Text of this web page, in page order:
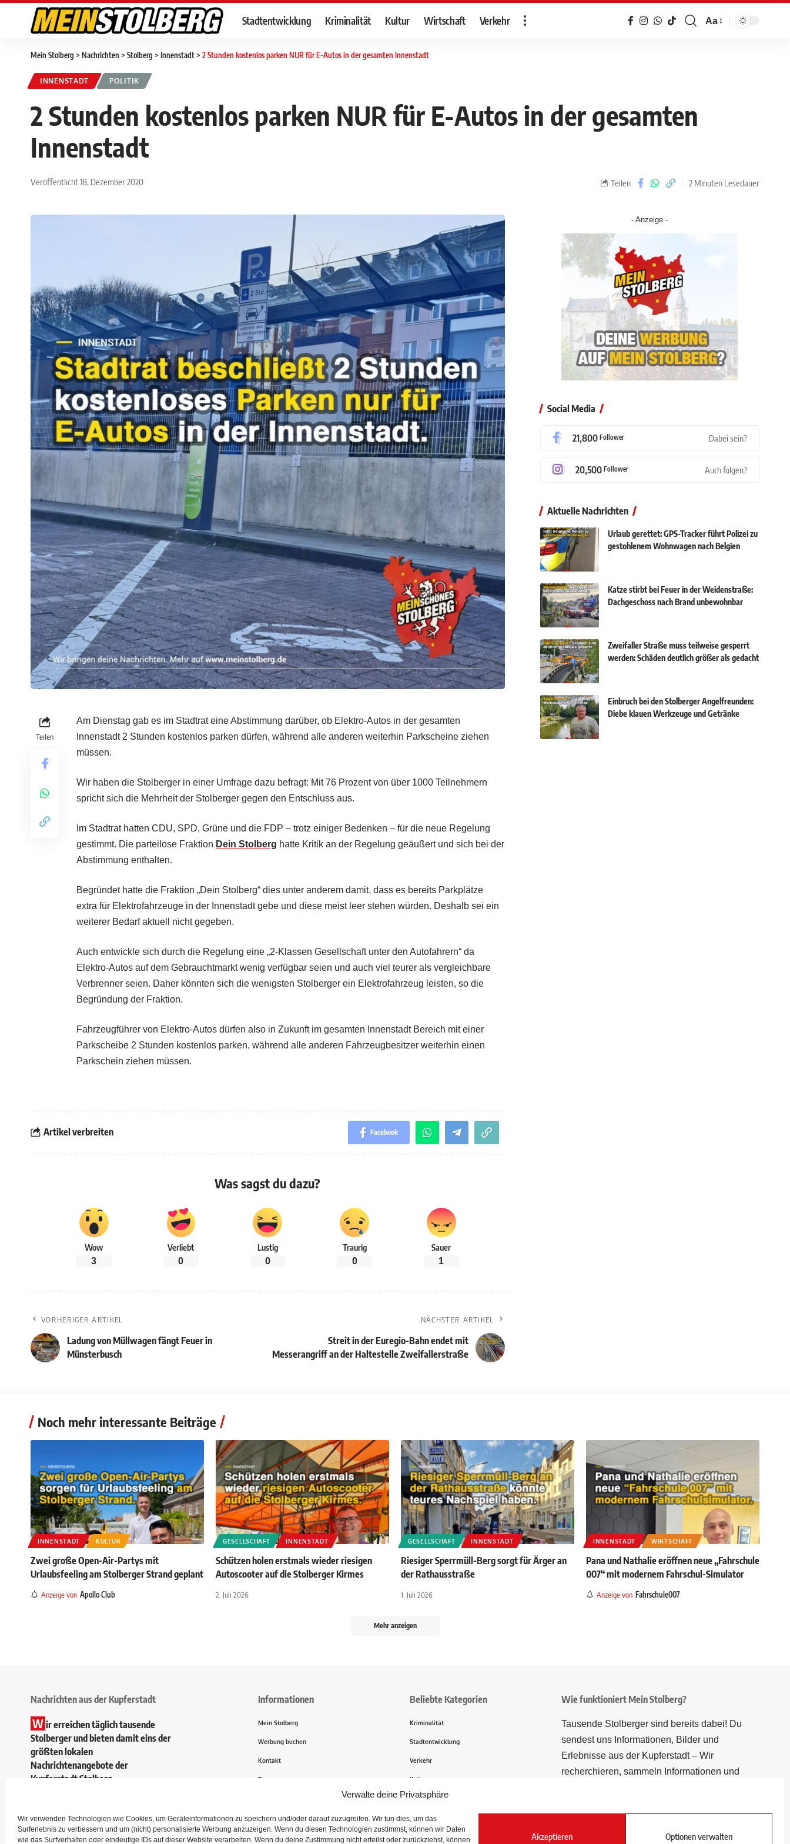
Verwalte deine Privatsphäre
Wir verwenden Technologien wie Cookies, um Geräteinformationen zu speichern und/oder darauf zuzugreifen. Wir tun dies, um das
Surferlebnis zu verbessern und um (nicht) personalisierte Werbung anzuzeigen. Wenn du diesen Technologien zustimmst, können wir Daten
wie das Surfverhalten oder eindeutige IDs auf dieser Website verarbeiten. Wenn du deine Zustimmung nicht erteilst oder zurückziehst, können
Akzeptieren Optionen verwalten
Stadtentwicklung Kriminalität Kultur Wirtschaft Verkehr Aa
Mein Stolberg > Nachrichten > Stolberg > Innenstadt> 2 Stunden kostenlos parken NUR für E-Autos in der gesamten Innenstadt
INNENSTADT POLITIK
2 Stunden kostenlos parken NUR für E-Autos in der gesamten
Innenstadt
Veröffentlicht 18. Dezember 2020 Teilen 2 Minuten Lesedauer
Teilen
Am Dienstag gab es im Stadtrat eine Abstimmung darüber, ob Elektro-Autos in der gesamten
Innenstadt 2 Stunden kostenlos parken dürfen, während alle anderen weiterhin Parkscheine ziehen
müssen.
Wir haben die Stolberger in einer Umfrage dazu befragt: Mit 76 Prozent von über 1000 Teilnehmern
spricht sich die Mehrheit der Stolberger gegen den Entschluss aus.
Im Stadtrat hatten CDU, SPD, Grüne und die FDP – trotz einiger Bedenken – für die neue Regelung
gestimmt. Die parteilose Fraktion Dein Stolberg hatte Kritik an der Regelung geäußert und sich bei der
Abstimmung enthalten.
Begründet hatte die Fraktion „Dein Stolberg“ dies unter anderem damit, dass es bereits Parkplätze
extra für Elektrofahrzeuge in der Innenstadt gebe und diese meist leer stehen würden. Deshalb sei ein
weiterer Bedarf aktuell nicht gegeben.
Auch entwickle sich durch die Regelung eine „2-Klassen Gesellschaft unter den Autofahrern“ da
Elektro-Autos auf dem Gebrauchtmarkt wenig verfügbar seien und auch viel teurer als vergleichbare
Verbrenner seien. Daher könnten sich die wenigsten Stolberger ein Elektrofahrzeug leisten, so die
Begründung der Fraktion.
Fahrzeugführer von Elektro-Autos dürfen also in Zukunft im gesamten Innenstadt Bereich mit einer
Parkscheibe 2 Stunden kostenlos parken, während alle anderen Fahrzeugbesitzer weiterhin einen
Parkschein ziehen müssen.
Artikel verbreiten Facebook
Was sagst du dazu?
Wow
3
Verliebt
0
Lustig
0
Traurig
0
Sauer
1
VORHERIGER ARTIKEL
Ladung von Müllwagen fängt Feuer in
Münsterbusch
NÄCHSTER ARTIKEL
Streit in der Euregio-Bahn endet mit
Messerangriff an der Haltestelle Zweifallerstraße
- Anzeige -
Social Media
21,800 Follower Dabei sein?
20,500 Follower Auch folgen?
Aktuelle Nachrichten
Urlaub gerettet: GPS-Tracker führt Polizei zu
gestohlenem Wohnwagen nach Belgien
Katze stirbt bei Feuer in der Weidenstraße:
Dachgeschoss nach Brand unbewohnbar
Zweifaller Straße muss teilweise gesperrt
werden: Schäden deutlich größer als gedacht
Einbruch bei den Stolberger Angelfreunden:
Diebe klauen Werkzeuge und Getränke
Noch mehr interessante Beiträge
INNENSTADT KULTUR
Zwei große Open-Air-Partys mit
Urlaubsfeeling am Stolberger Strand geplant
Anzeige von Apollo Club
GESELLSCHAFT INNENSTADT
Schützen holen erstmals wieder riesigen
Autoscooter auf die Stolberger Kirmes
2. Juli 2026
GESELLSCHAFT INNENSTADT
Riesiger Sperrmüll-Berg sorgt für Ärger an
der Rathausstraße
1. Juli 2026
INNENSTADT WIRTSCHAFT
Pana und Nathalie eröffnen neue „Fahrschule
007“ mit modernem Fahrschul-Simulator
Anzeige von Fahrschule007
Mehr anzeigen
Nachrichten aus der Kupferstadt
W ir erreichen täglich tausende
Stolberger und bieten damit eins der
größten lokalen
Nachrichtenangebote der
Kupferstadt Stolberg.
Informationen
Mein Stolberg
Werbung buchen
Kontakt
Transparenz
Beliebte Kategorien
Kriminalität
Stadtentwicklung
Verkehr
Kultur
Wie funktioniert Mein Stolberg?
Tausende Stolberger sind bereits dabei! Du
sendest uns Informationen, Bilder und
Erlebnisse aus der Kupferstadt – Wir
recherchieren, sammeln Informationen und